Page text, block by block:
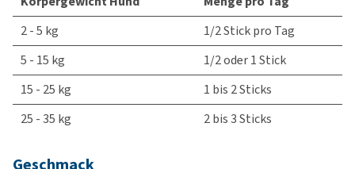
2 - 5 kg
1/2 Stick pro Tag
5 - 15 kg
1/2 oder 1 Stick
15 - 25 kg
1 bis 2 Sticks
25 - 35 kg
2 bis 3 Sticks
Geschmack